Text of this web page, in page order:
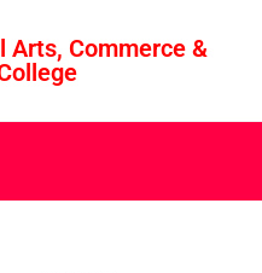
Arts, Commerce &